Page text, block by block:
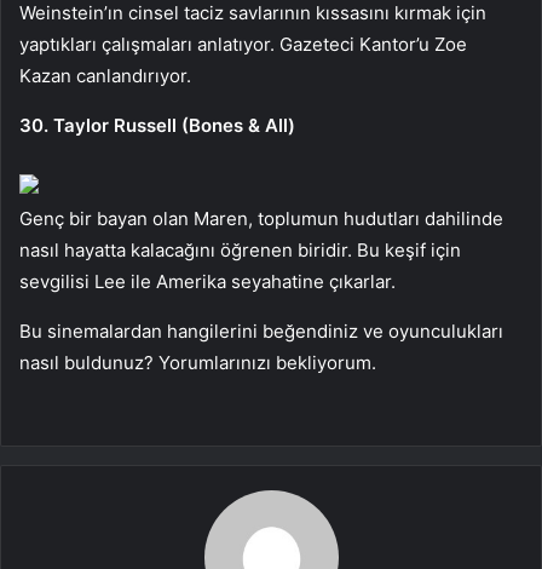
Weinstein’ın cinsel taciz savlarının kıssasını kırmak için
yaptıkları çalışmaları anlatıyor. Gazeteci Kantor’u Zoe
Kazan canlandırıyor.
30. Taylor Russell (Bones & All)
Genç bir bayan olan Maren, toplumun hudutları dahilinde
nasıl hayatta kalacağını öğrenen biridir. Bu keşif için
sevgilisi Lee ile Amerika seyahatine çıkarlar.
Bu sinemalardan hangilerini beğendiniz ve oyunculukları
nasıl buldunuz? Yorumlarınızı bekliyorum.